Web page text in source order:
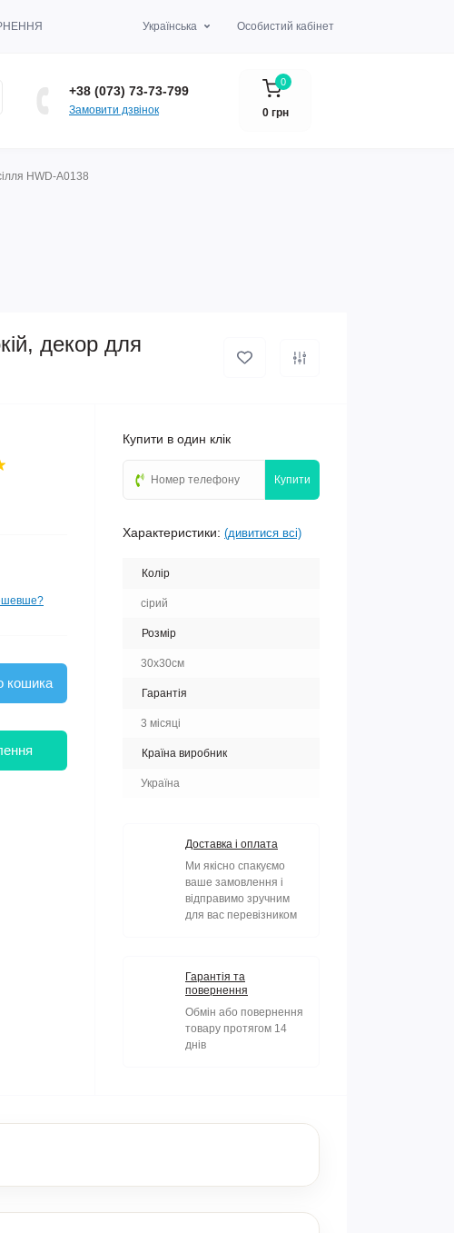
Українська Особистий кабінет
+38 (073) 73-73-799
Замовити дзвінок
0
0 грн
HWD-A0138
декор для
кошика
Купити в один клік
Купити
Характеристики: (дивитися всі)
Колір
сірий
Розмір
30х30см
Гарантія
3 місяці
Країна виробник
Україна
Доставка і оплата
Ми якісно спакуємо
ваше замовлення і
відправимо зручним
для вас перевізником
Гарантія та
повернення
Обмін або повернення
товару протягом 14
днів